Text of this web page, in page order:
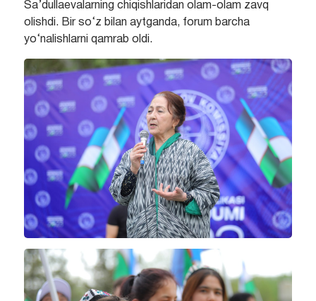
Sa’dullaevalarning chiqishlaridan olam-olam zavq
olishdi. Bir so‘z bilan aytganda, forum barcha
yo‘nalishlarni qamrab oldi.